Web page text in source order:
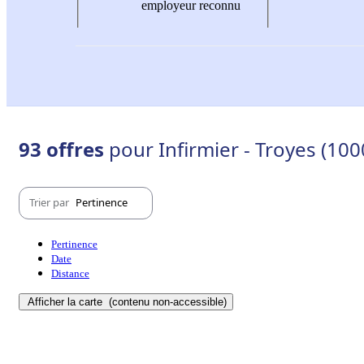
employeur reconnu
93 offres pour Infirmier - Troyes
Trier par Pertinence
Pertinence
Date
Distance
Afficher la carte (contenu non-accessible)